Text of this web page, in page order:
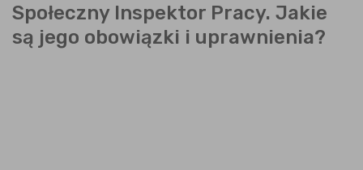
Społeczny Inspektor Pracy. Jakie
są jego obowiązki i uprawnienia?